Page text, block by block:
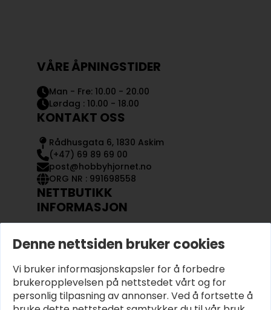
VÅRE ÅPNINGSTIDER
Man - Fre: 10.00 - 20.00
Lørdag : 10.00 - 18.00
KONTAKT OSS
Rådhusgata 6, 1830 Askim
(+47) 69 89 69 00
post@hobbyhjornet.no
ORG NR : 991698558
NETTBUTIKK
INFORMASJON
OM OSS
KJØPSVILKÅR OG BETINGELSER
PERSONVERN
Denne nettsiden bruker cookies
Vi bruker informasjonskapsler for å forbedre
brukeropplevelsen på nettstedet vårt og for
personlig tilpasning av annonser. Ved å fortsette å